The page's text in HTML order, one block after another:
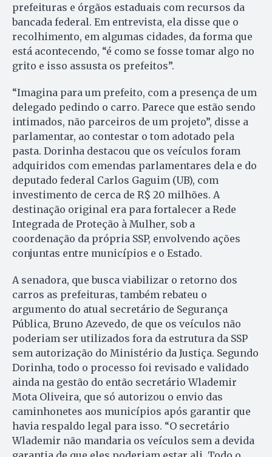
prefeituras e órgãos estaduais com recursos da
bancada federal. Em entrevista, ela disse que o
recolhimento, em algumas cidades, da forma que
está acontecendo, “é como se fosse tomar algo no
grito e isso assusta os prefeitos”.
“Imagina para um prefeito, com a presença de um
delegado pedindo o carro. Parece que estão sendo
intimados, não parceiros de um projeto”, disse a
parlamentar, ao contestar o tom adotado pela
pasta. Dorinha destacou que os veículos foram
adquiridos com emendas parlamentares dela e do
deputado federal Carlos Gaguim (UB), com
investimento de cerca de R$ 20 milhões. A
destinação original era para fortalecer a Rede
Integrada de Proteção à Mulher, sob a
coordenação da própria SSP, envolvendo ações
conjuntas entre municípios e o Estado.
A senadora, que busca viabilizar o retorno dos
carros as prefeituras, também rebateu o
argumento do atual secretário de Segurança
Pública, Bruno Azevedo, de que os veículos não
poderiam ser utilizados fora da estrutura da SSP
sem autorização do Ministério da Justiça. Segundo
Dorinha, todo o processo foi revisado e validado
ainda na gestão do então secretário Wlademir
Mota Oliveira, que só autorizou o envio das
caminhonetes aos municípios após garantir que
havia respaldo legal para isso. “O secretário
Wlademir não mandaria os veículos sem a devida